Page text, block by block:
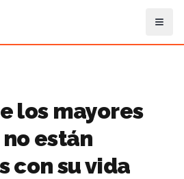
los mayores
están
con su vida